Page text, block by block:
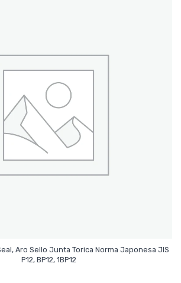
Aro Sello Junta Torica Norma Japonesa JIS
P12, BP12, 1BP12
Leer Más